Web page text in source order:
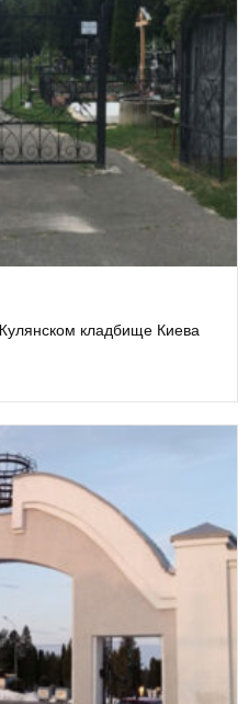
кладбище Киева